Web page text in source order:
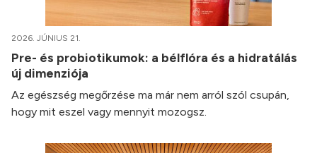
2026. JÚNIUS 21.
Pre- és probiotikumok: a bélflóra és a hidratálás
új dimenziója
Az egészség megőrzése ma már nem arról szól csupán,
hogy mit eszel vagy mennyit mozogsz.